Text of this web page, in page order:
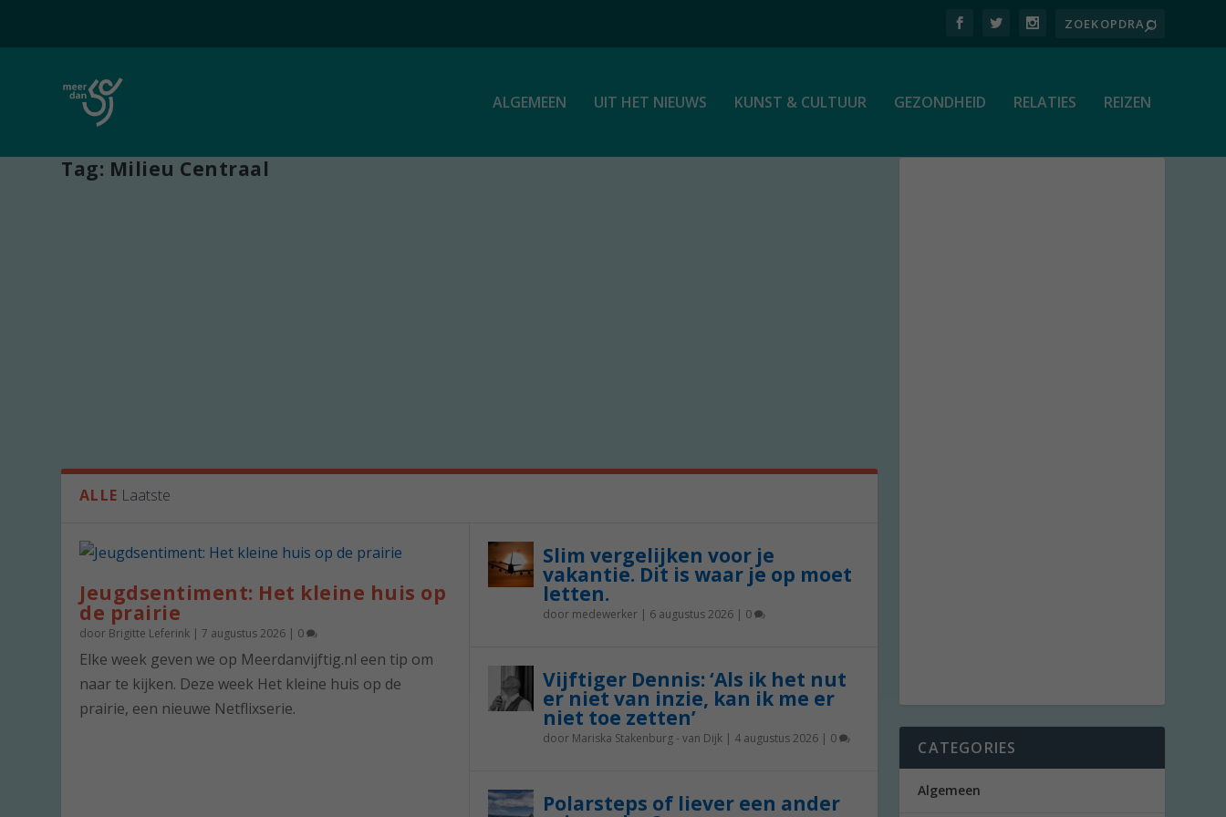
ALGEMEEN UIT HET NIEUWS KUNST & CULTUUR GEZONDHEID RELATIES REIZEN
Tag: Milieu Centraal
ALLE Laatste
Jeugdsentiment: Het kleine huis op
de prairie
door Brigitte Leferink |7 augustus 2026 | 0
Elke week geven we op Meerdanvijftig.nl een tip om
naar te kijken. Deze week Het kleine huis op de
prairie, een nieuwe Netflixserie.
Slim vergelijken voor je
vakantie. Dit is waar je op moet
letten.
door medewerker| 6 augustus 2026| 0
Vijftiger Dennis: ‘Als ik het nut
er niet van inzie, kan ik me er
niet toe zetten’
door Mariska Stakenburg - van Dijk| 4 augustus 2026| 0
Polarsteps of liever een ander
CATEGORIES
Algemeen